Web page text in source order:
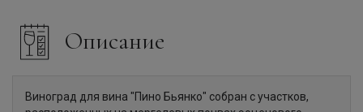
Описание
Виноград для вина "Пино Бьянко" собран с участков,